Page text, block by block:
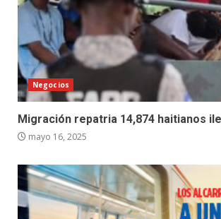
Negocios
Migración repatria 14,874 haitianos
mayo 16, 2025